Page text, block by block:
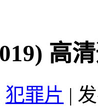
高
犯罪片 |